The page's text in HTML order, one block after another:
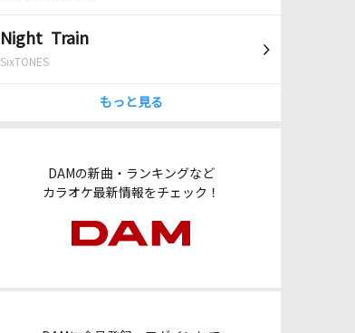
Night Train
SixTONES
もっと見る
DAMの新曲・ランキングなど
カラオケ最新情報をチェック！